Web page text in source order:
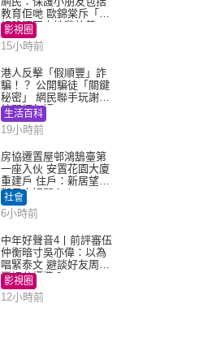
教育佢哋 歐錦棠斥「養
細路唔同走地雞放養」
影視圈
15小時前
港人反擊「假順豐」詐
騙！？ 公開騙徒「關鍵
秘密」 網民聯手玩謝：
練習緬甸語
生活百科
19小時前
房協遷置屋邨鴻鵠臺第
一座入伙 安置花園大廈
重建戶 住戶：新居望見
獅子山好開心！
社會
6小時前
中年好聲音4丨前評審伍
仲衡暗寸吳亦偉：以為
唱緊泰文 避談好友周國
豐評分標準？
影視圈
12小時前